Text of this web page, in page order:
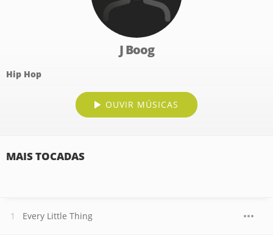
J Boog
Hip Hop
OUVIR MÚSICAS
MAIS TOCADAS
Every Little Thing